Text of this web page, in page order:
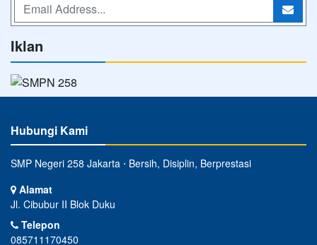
Iklan
Hubungi Kami
SMP Negeri 258 Jakarta ⋅ Bersih, Disiplin, Berprestasi
Alamat
Jl. Cibubur II Blok Duku
Telepon
085711170450